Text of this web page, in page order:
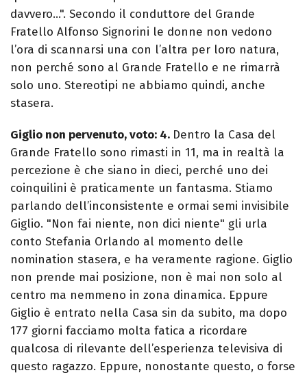
davvero…". Secondo il conduttore del Grande
Fratello Alfonso Signorini le donne non vedono
l’ora di scannarsi una con l’altra per loro natura,
non perché sono al Grande Fratello e ne rimarrà
solo uno. Stereotipi ne abbiamo quindi, anche
stasera.
Giglio non pervenuto, voto: 4. Dentro la Casa del
Grande Fratello sono rimasti in 11, ma in realtà la
percezione è che siano in dieci, perché uno dei
coinquilini è praticamente un fantasma. Stiamo
parlando dell’inconsistente e ormai semi invisibile
Giglio. "Non fai niente, non dici niente" gli urla
conto Stefania Orlando al momento delle
nomination stasera, e ha veramente ragione. Giglio
non prende mai posizione, non è mai non solo al
centro ma nemmeno in zona dinamica. Eppure
Giglio è entrato nella Casa sin da subito, ma dopo
177 giorni facciamo molta fatica a ricordare
qualcosa di rilevante dell’esperienza televisiva di
questo ragazzo. Eppure, nonostante questo, o forse